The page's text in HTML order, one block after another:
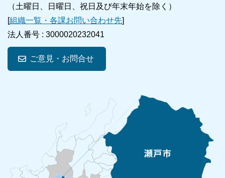
（土曜日、日曜日、祝日及び年末年始を除く）
[組織一覧・各課お問い合わせ先]
法人番号 : 3000020232041
ご意見・お問合せ